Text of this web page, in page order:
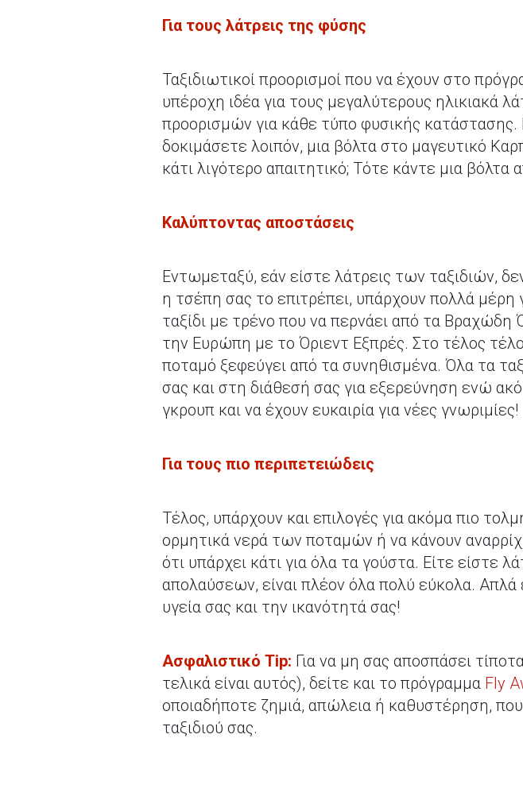
Για τους λάτρεις της φύσης
Ταξιδιωτικοί προορισμοί που να έχουν στο
υπέροχη ιδέα για τους μεγαλύτερους ηλικιακά
προορισμών για κάθε τύπο φυσικής κατάστασης.
δοκιμάσετε λοιπόν, μια βόλτα στο μαγευτικό
κάτι λιγότερο απαιτητικό; Τότε κάντε μια βόλτα
Καλύπτοντας αποστάσεις
Εντωμεταξύ, εάν είστε λάτρεις των ταξιδιών,
η τσέπη σας το επιτρέπει, υπάρχουν πολλά μέρη
ταξίδι με τρένο που να περνάει από τα Βραχώδη
την Ευρώπη με το Όριεντ Εξπρές. Στο τέλος
ποταμό ξεφεύγει από τα συνηθισμένα. Όλα τα
σας και στη διάθεσή σας για εξερεύνηση ενώ
γκρουπ και να έχουν ευκαιρία για νέες γνωριμίες!
Για τους πιο περιπετειώδεις
Τέλος, υπάρχουν και επιλογές για ακόμα πιο
ορμητικά νερά των ποταμών ή να κάνουν
ότι υπάρχει κάτι για όλα τα γούστα. Είτε είστε
απολαύσεων, είναι πλέον όλα πολύ εύκολα. Απλά
υγεία σας και την ικανότητά σας!
Ασφαλιστικό Tip: Για να μη σας αποσπάσει
τελικά είναι αυτός), δείτε και το πρόγραμμα Fly
οποιαδήποτε ζημιά, απώλεια ή καθυστέρηση,
ταξιδιού σας.